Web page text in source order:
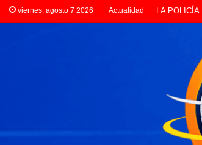
viernes, agosto 7 2026 Actualidad